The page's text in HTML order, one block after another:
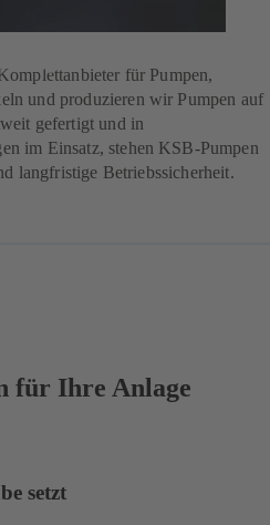
für Pumpen,
und produzieren wir Pumpen auf
gefertigt und in
im Einsatz, stehen KSB-Pumpen
langfristige Betriebssicherheit.
für Ihre Anlage
setzt